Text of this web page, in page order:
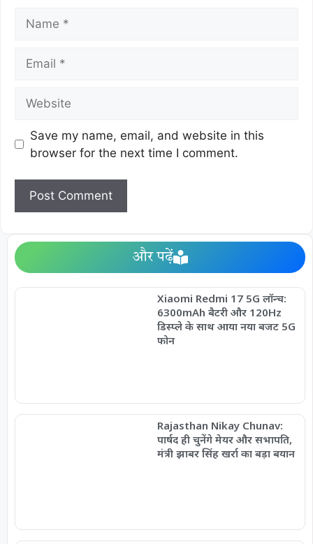
Save my name, email, and website in this
browser for the next time I comment.
और पढ़ें
Xiaomi Redmi 17 5G लॉन्च:
6300mAh बैटरी और 120Hz
डिस्प्ले के साथ आया नया बजट 5G
फोन
Rajasthan Nikay Chunav:
पार्षद ही चुनेंगे मेयर और सभापति,
मंत्री झाबर सिंह खर्रा का बड़ा बयान